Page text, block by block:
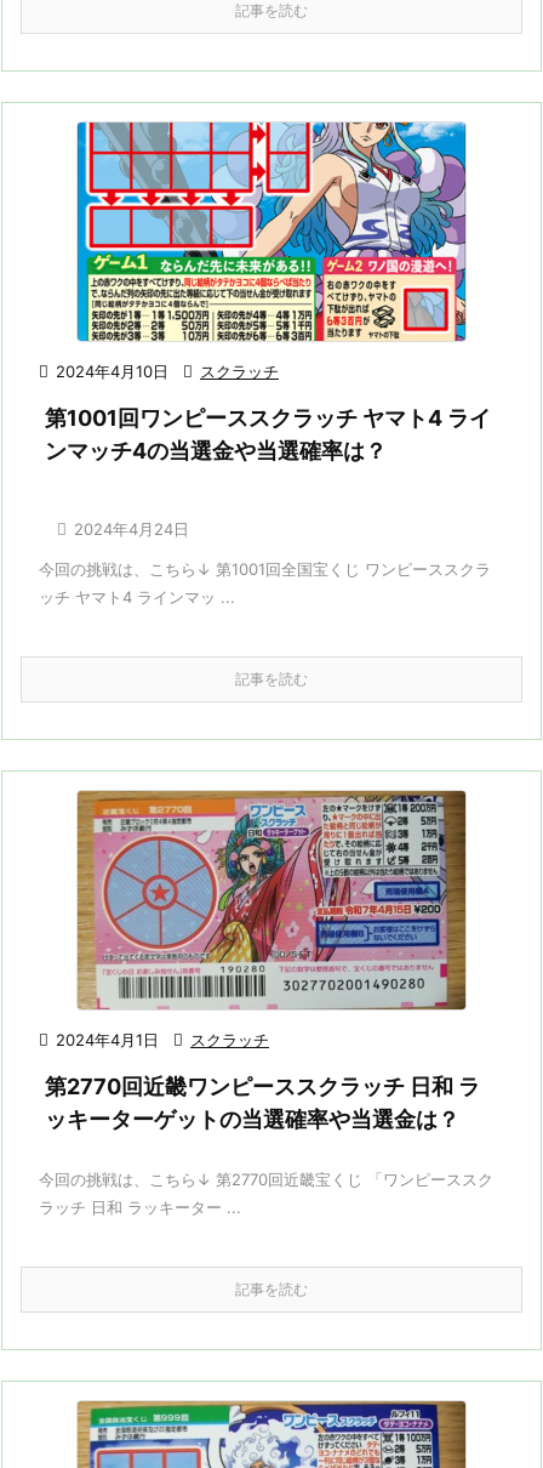
記事を読む
 2024年4月10日  スクラッチ
第1001回ワンピーススクラッチ ヤマト4 ライ
ンマッチ4の当選金や当選確率は？
 2024年4月24日
今回の挑戦は、こちら↓ 第1001回全国宝くじ ワンピーススクラ
ッチ ヤマト4 ラインマッ ...
記事を読む
 2024年4月1日  スクラッチ
第2770回近畿ワンピーススクラッチ 日和 ラ
ッキーターゲットの当選確率や当選金は？
今回の挑戦は、こちら↓ 第2770回近畿宝くじ 「ワンピーススク
ラッチ 日和 ラッキーター ...
記事を読む